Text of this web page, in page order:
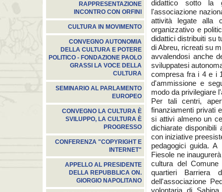
RAPPRESENTAZIONE
INCONTRO CON ORFINI
CULTURA IN MOVIMENTO
CONVEGNO AUTONOMIA
DELLA CULTURA E POTERE
POLITICO - FONDAZIONE PAOLO
GRASSI LA VOCE DELLA
CULTURA
SEMINARIO AL PARLAMENTO
EUROPEO
CONVEGNO LA CULTURA È
SVILUPPO, LA CULTURA È
PROGRESSO
CONFERENZA "COPYRIGHT E
INTERNET"
APPELLO AL PRESIDENTE
DELLA REPUBBLICA ON.
GIORGIO NAPOLITANO
didattico sotto la
l'associazione
attività legate alla
organizzativo e
didattici distribuiti su
di Abreu, ricreati su
avvalendosi anche
sviluppatesi
compresa fra i 4 e i
d'ammissione e
modo da privilegiare
Per tali centri,
finanziamenti privati
si attivi almeno un
dichiarate disponibili
con iniziative
pedagogici guida.
Fiesole ne
cultura del
quartieri Barriera
dell'associazione
volontaria di